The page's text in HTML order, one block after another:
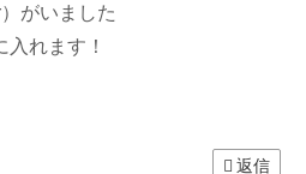
がいました
れます！
返信